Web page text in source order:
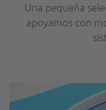
Una pequeña
apoyamos con